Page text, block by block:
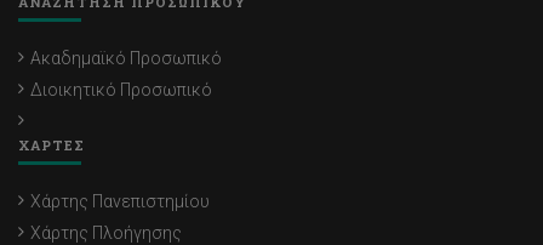
Ακαδημαϊκό Προσωπικό
Διοικητικό Προσωπικό
ΧΑΡΤΕΣ
Χάρτης Πανεπιστημίου
Χάρτης Πλοήγησης